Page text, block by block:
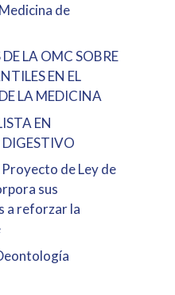
de
LA OMC SOBRE
EN EL
LA MEDICINA
EN
de Ley de
sus
a reforzar la